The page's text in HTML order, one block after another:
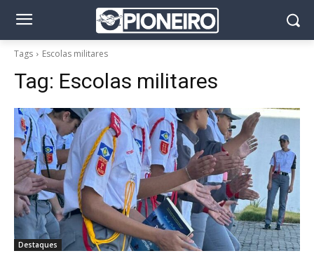
Tags Escolas militares
Tag: Escolas militares
Destaques